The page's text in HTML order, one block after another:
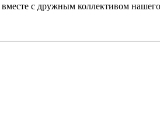
с дружным коллективом